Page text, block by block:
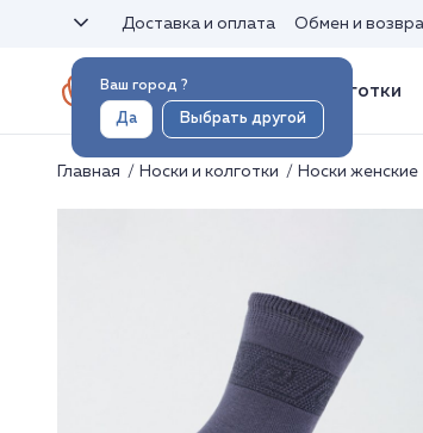
Ваш город ?
Да Выбрать другой
Доставка и оплата Обмен и
Носки и колготки
Главная Носки и колготки Носки женские